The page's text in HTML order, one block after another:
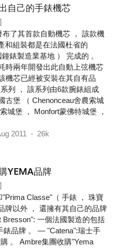
自己的手錶機芯
布了其首款自動機芯 ， 該款機
和組裝都是在法國杜省的
錶製造業基地 ） 完成的 。
時兩年開發出此自動上弦機芯
機芯已經被安裝在其自有品
列 ， 該系列由6款腕錶組成
古堡 （ Chenonceau舍農索城
城堡 ， Monfort蒙佛特城堡 ，
2011 - 26k
YEMA品牌
"Prima Classe"（ 手錶 ， 珠寶
牌以外 ， 還擁有其自己的品牌
Bresson": 一個法國製造的包括
錶品牌 。 — "Catena":瑞士手
。 Ambre集團收購"Yema